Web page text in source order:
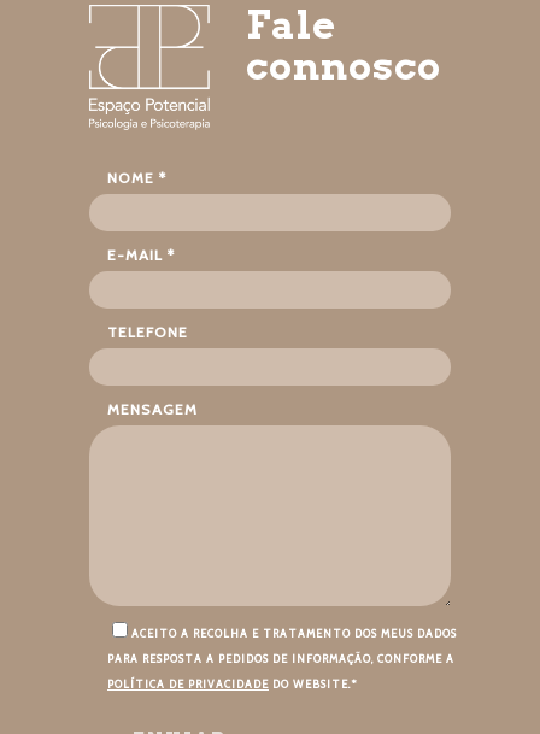
Fale
connosco
NOME *
E-MAIL *
TELEFONE
MENSAGEM
ACEITO A RECOLHA E TRATAMENTO DOS MEUS DADOS
PARA RESPOSTA A PEDIDOS DE INFORMAÇÃO, CONFORME A
POLÍTICA DE PRIVACIDADE DO WEBSITE.*